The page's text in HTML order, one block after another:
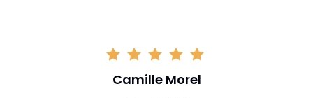
Camille Morel